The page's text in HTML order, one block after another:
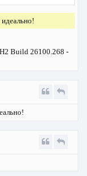
Build 26100.268 -